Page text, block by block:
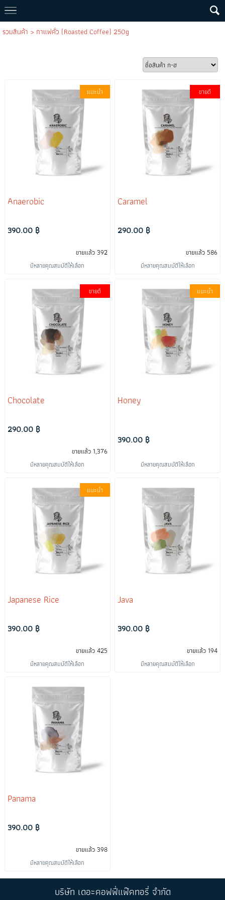
รวมสินค้า >กาแฟคั่ว (Roasted Coffee) 250g
แนะนำ
Anaerobic
390.00 ฿
ขายแล้ว 392
มีหลายคุณสมบัติให้เลือก
ขายดี
Caramel
290.00 ฿
ขายแล้ว 586
มีหลายคุณสมบัติให้เลือก
ขายดี
Chocolate
290.00 ฿
ขายแล้ว 1,376
มีหลายคุณสมบัติให้เลือก
แนะนำ
Honey
390.00 ฿
มีหลายคุณสมบัติให้เลือก
แนะนำ
Japanese Rice
390.00 ฿
ขายแล้ว 425
มีหลายคุณสมบัติให้เลือก
Java
390.00 ฿
ขายแล้ว 194
มีหลายคุณสมบัติให้เลือก
Panama
390.00 ฿
ขายแล้ว 398
มีหลายคุณสมบัติให้เลือก
บริษัท เดอะคอฟฟี่แฟ๊คทอรี่ จำกัด